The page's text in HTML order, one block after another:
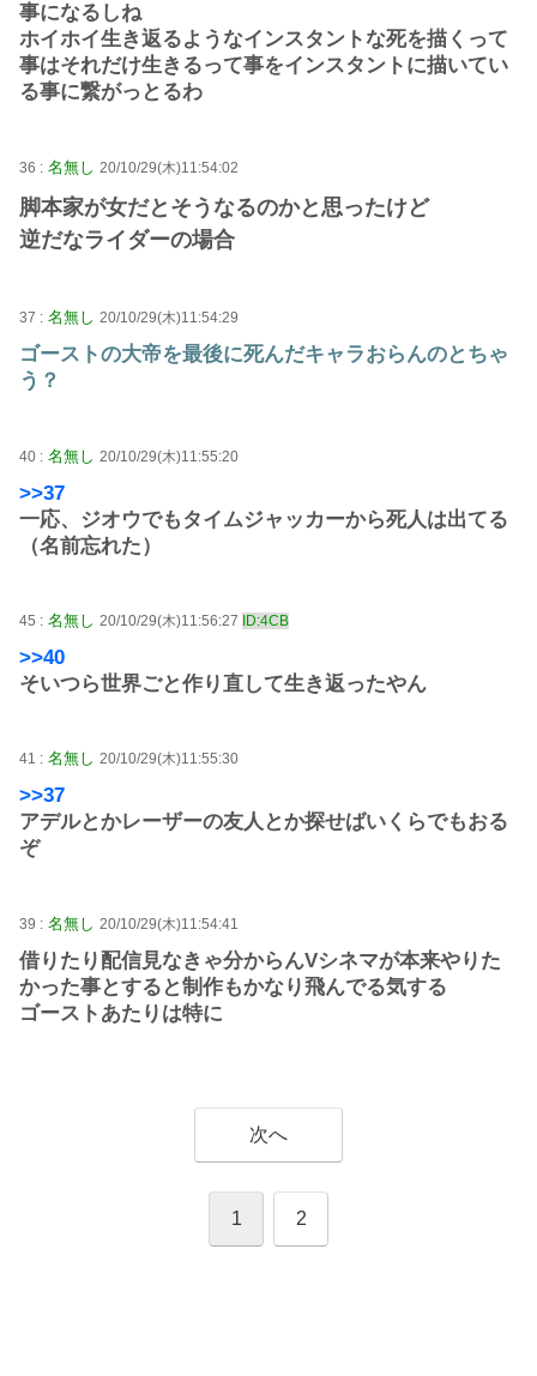
事になるしね
ホイホイ生き返るようなインスタントな死を描くって
事はそれだけ生きるって事をインスタントに描いてい
る事に繋がっとるわ
36 : 名無し 20/10/29(木)11:54:02
脚本家が女だとそうなるのかと思ったけど
逆だなライダーの場合
37 : 名無し 20/10/29(木)11:54:29
ゴーストの大帝を最後に死んだキャラおらんのとちゃ
う？
40 : 名無し 20/10/29(木)11:55:20
>>37
一応、ジオウでもタイムジャッカーから死人は出てる
（名前忘れた）
45 : 名無し 20/10/29(木)11:56:27 ID:4CB
>>40
そいつら世界ごと作り直して生き返ったやん
41 : 名無し 20/10/29(木)11:55:30
>>37
アデルとかレーザーの友人とか探せばいくらでもおる
ぞ
39 : 名無し 20/10/29(木)11:54:41
借りたり配信見なきゃ分からんVシネマが本来やりた
かった事とすると制作もかなり飛んでる気する
ゴーストあたりは特に
次へ
1 2